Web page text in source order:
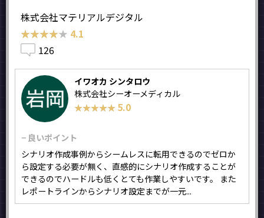
株式会社マテリアルデジタル
★★★★★
★★★★★ 4.1
126
イワオカ シンタロウ
株式会社シーオーメディカル
★★★★★
★★★★★ 5.0
− 良いポイント
シナリオ作成事例からシームレスに転用できるのでゼロか
ら設定する必要が無く、直感的にシナリオ作成することが
できるのでハードルも低くとても作業しやすいです。 また
レポートラインからシナリオ設定までが一元...